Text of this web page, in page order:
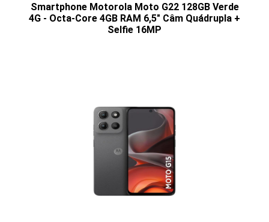
Smartphone Motorola Moto G22 128GB Verde
4G - Octa-Core 4GB RAM 6,5" Câm Quádrupla +
Selfie 16MP